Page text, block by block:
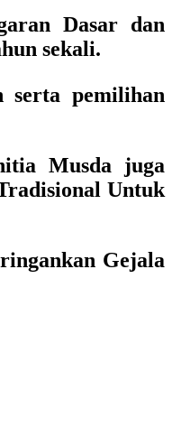
Dasar dan
sekali.
serta pemilihan
Musda juga
Untuk
Gejala